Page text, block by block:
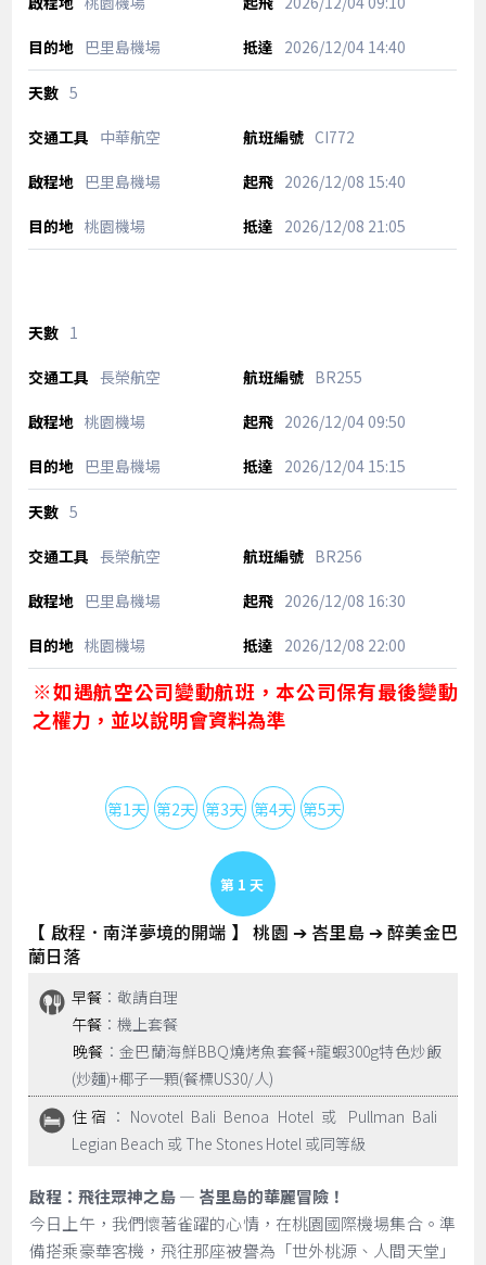
巴里島機場 2026/12/0414:40
5
中華航空 CI772
巴里島機場 2026/12/08 15:40
桃園機場 2026/12/08 21:05
1
長榮航空 BR255
桃園機場 2026/12/0409:50
巴里島機場 2026/12/0415:15
5
長榮航空 BR256
巴里島機場 2026/12/08 16:30
桃園機場 2026/12/08 22:00
※如遇航空公司變動航班，本公司保有最後變動
之權力，並以說明會資料為準
第1天 第2天 第3天 第4天 第5天
Day 1
【 啟程．南洋夢境的開端 】 桃園 ➔ 峇里島 ➔ 醉美金巴
蘭日落
早餐 ：敬請自理
午餐 ：機上套餐
晚餐 ：金巴蘭海鮮BBQ燒烤魚套餐+龍蝦300g特色炒飯
(炒麵)+椰子一顆(餐標US30/人)
住宿 ：Novotel Bali Benoa Hotel 或 Pullman Bali
Legian Beach 或 The Stones Hotel 或同等級
啟程：飛往眾神之島 — 峇里島的華麗冒險！
今日上午，我們懷著雀躍的心情，在桃園國際機場集合。準
備搭乘豪華客機，飛往那座被譽為「世外桃源、人間天堂」